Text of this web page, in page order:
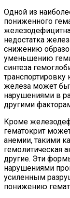
Одной из
пониженного
недостатка
снижению
уменьшению
синтеза
транспортировку
железа может
нарушениями в
другими
Кроме
гематокрит
анемии, такими
гемолитическая
другие. Эти
нарушениями
усиленным
понижению